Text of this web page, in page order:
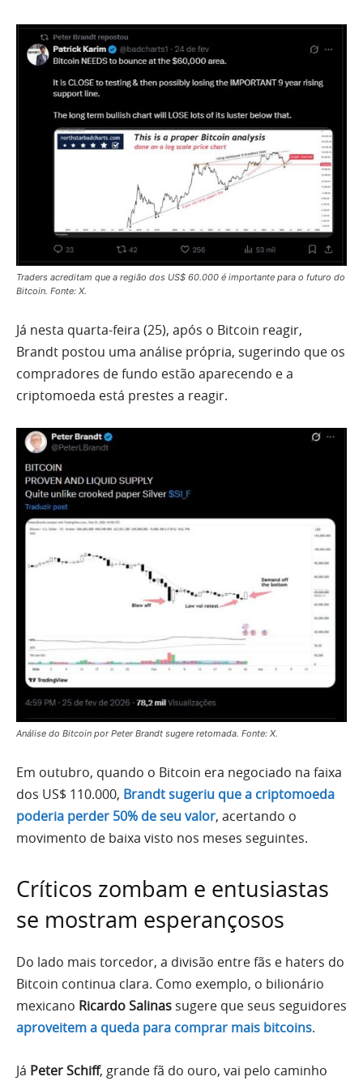
Traders acreditam que a região dos US$ 60.000 é importante para o futuro do
Bitcoin. Fonte: X.
Já nesta quarta-feira (25), após o Bitcoin reagir,
Brandt postou uma análise própria, sugerindo que os
compradores de fundo estão aparecendo e a
criptomoeda está prestes a reagir.
Análise do Bitcoin por Peter Brandt sugere retomada. Fonte: X.
Em outubro, quando o Bitcoin era negociado na faixa
dos US$ 110.000, Brandt sugeriu que a criptomoeda
poderia perder 50% de seu valor, acertando o
movimento de baixa visto nos meses seguintes.
Críticos zombam e entusiastas
se mostram esperançosos
Do lado mais torcedor, a divisão entre fãs e haters do
Bitcoin continua clara. Como exemplo, o bilionário
mexicano Ricardo Salinas sugere que seus seguidores
aproveitem a queda para comprar mais bitcoins.
Já Peter Schiff, grande fã do ouro, vai pelo caminho